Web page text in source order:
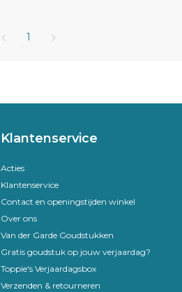
1
Klantenservice
Acties
Klantenservice
Contact en openingstijden winkel
Over ons
Van der Garde Goudstukken
Gratis goudstuk op jouw verjaardag?
Toppie's Verjaardagsbox
Verzenden & retourneren